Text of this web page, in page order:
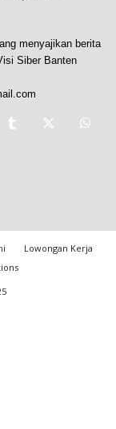
menyajikan berita
Siber Banten
Lowongan Kerja